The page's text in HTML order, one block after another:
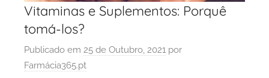
Vitaminas e Suplementos: Porquê
tomá-los?
Publicado em 25 de Outubro, 2021 por
Farmácia365.pt